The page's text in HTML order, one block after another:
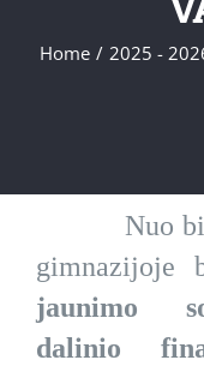
Home / 2025 -
Nuo
gimnazijoje
jaunimo
dalinio